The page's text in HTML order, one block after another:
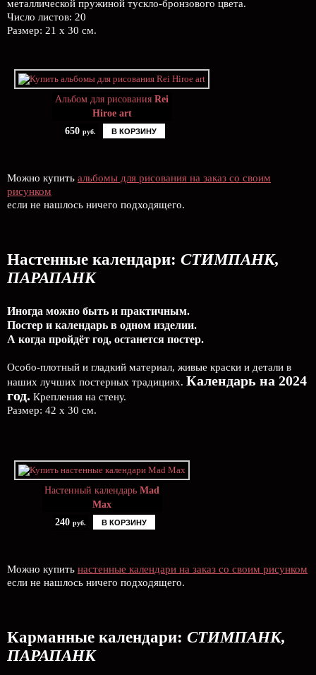
металлической пружиной тускло-бронзового цвета.
Число листов: 20
Размер: 21 х 30 см.
Альбом для рисования Rei
Hiroe art
650 руб. В КОРЗИНУ
Можно купить альбомы для рисования на заказ со своим
рисунком
если не нашлось ничего подходящего.
Настенные календари: СТИМПАНК,
ПАРАПАНК
Иногда можно быть и практичным.
Постер и календарь в одном изделии.
А когда пройдёт год, останется постер.
Особо-плотный и гладкий материал, живые краски и детали в
наших лучших постерных традициях. Календарь на 2024
год. Крепления на стену.
Размер: 42 х 30 см.
Настенный календарь Mad
Max
240 руб. В КОРЗИНУ
Можно купить настенные календари на заказ со своим рисунком
если не нашлось ничего подходящего.
Карманные календари: СТИМПАНК,
ПАРАПАНК